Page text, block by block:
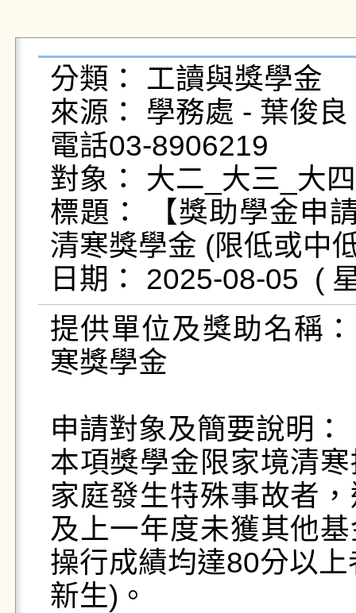
分類： 工讀與獎學金
來源： 學務處 - 葉俊
電話03-8906219
對象： 大二_大三_大
標題： 【獎助學金申
清寒獎學金 (限低或中
提供單位及獎助名稱
寒獎學金
申請對象及簡要說明：
本項獎學金限家境清
家庭發生特殊事故者
及上一年度未獲其他
操行成績均達80分以
新生)。